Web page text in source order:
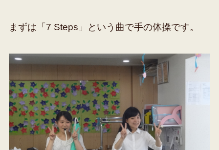
まずは「7 Steps」という曲で手の体操です。